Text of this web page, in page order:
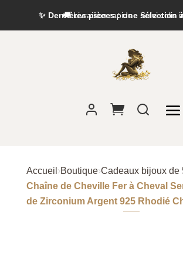
✨ Dernières pièces : une sélection
Accueil ›Boutique›Cadeaux bijoux de
Chaîne de Cheville Fer à Cheval
de Zirconium Argent 925 Rhodié